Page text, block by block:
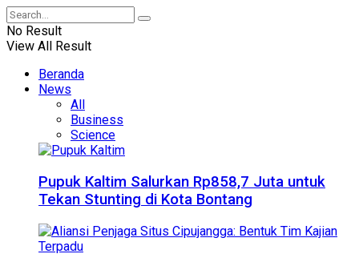
No Result
View All Result
Beranda
News
All
Business
Science
Pupuk Kaltim Salurkan Rp858,7 Juta untuk
Tekan Stunting di Kota Bontang